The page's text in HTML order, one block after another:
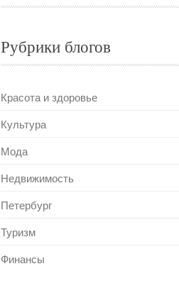
Рубрики блогов
Красота и здоровье
Культура
Мода
Недвижимость
Петербург
Туризм
Финансы